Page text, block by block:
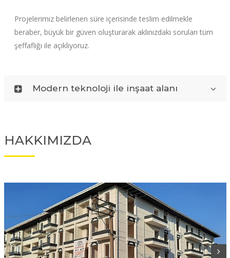
Projelerimiz belirlenen süre içerisinde teslim edilmekle
beraber, büyük bir güven oluşturarak aklınızdaki soruları tüm
şeffaflığı ile açıklıyoruz.
Modern teknoloji ile inşaat alanı
HAKKIMIZDA